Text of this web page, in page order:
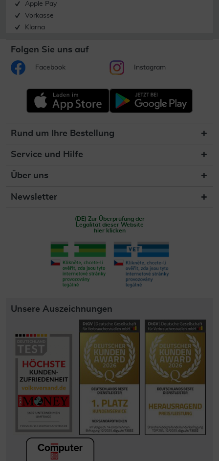
Apple Pay
Vorkasse
Klarna
Folgen Sie uns auf
Facebook Instagram
Rund um Ihre Bestellung
Service und Hilfe
Über uns
Newsletter
(DE) Zur Überprüfung der
Legalität dieser Website
hier klicken
Unsere Auszeichnungen